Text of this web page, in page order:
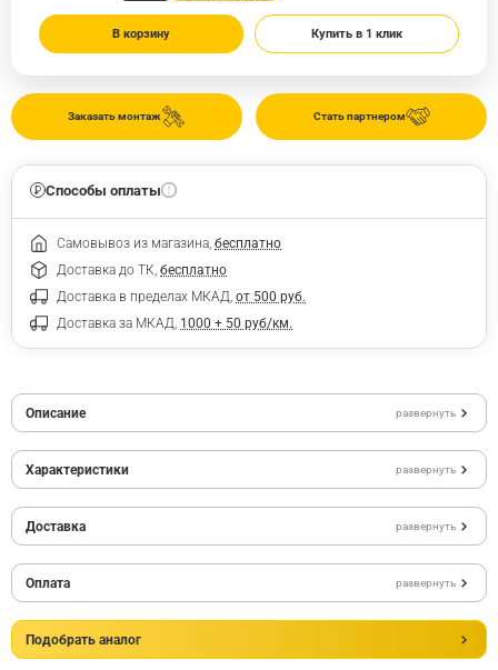
Стать партнером
Заказать монтаж
В корзину Купить в 1 клик
Способы оплаты
Самовывоз из магазина, бесплатно
Доставка до ТК, бесплатно
Доставка в пределах МКАД, от 500 руб.
Доставка за МКАД, 1000 + 50 руб/км.
Описание развернуть
Характеристики развернуть
Доставка развернуть
Оплата развернуть
Подобрать аналог